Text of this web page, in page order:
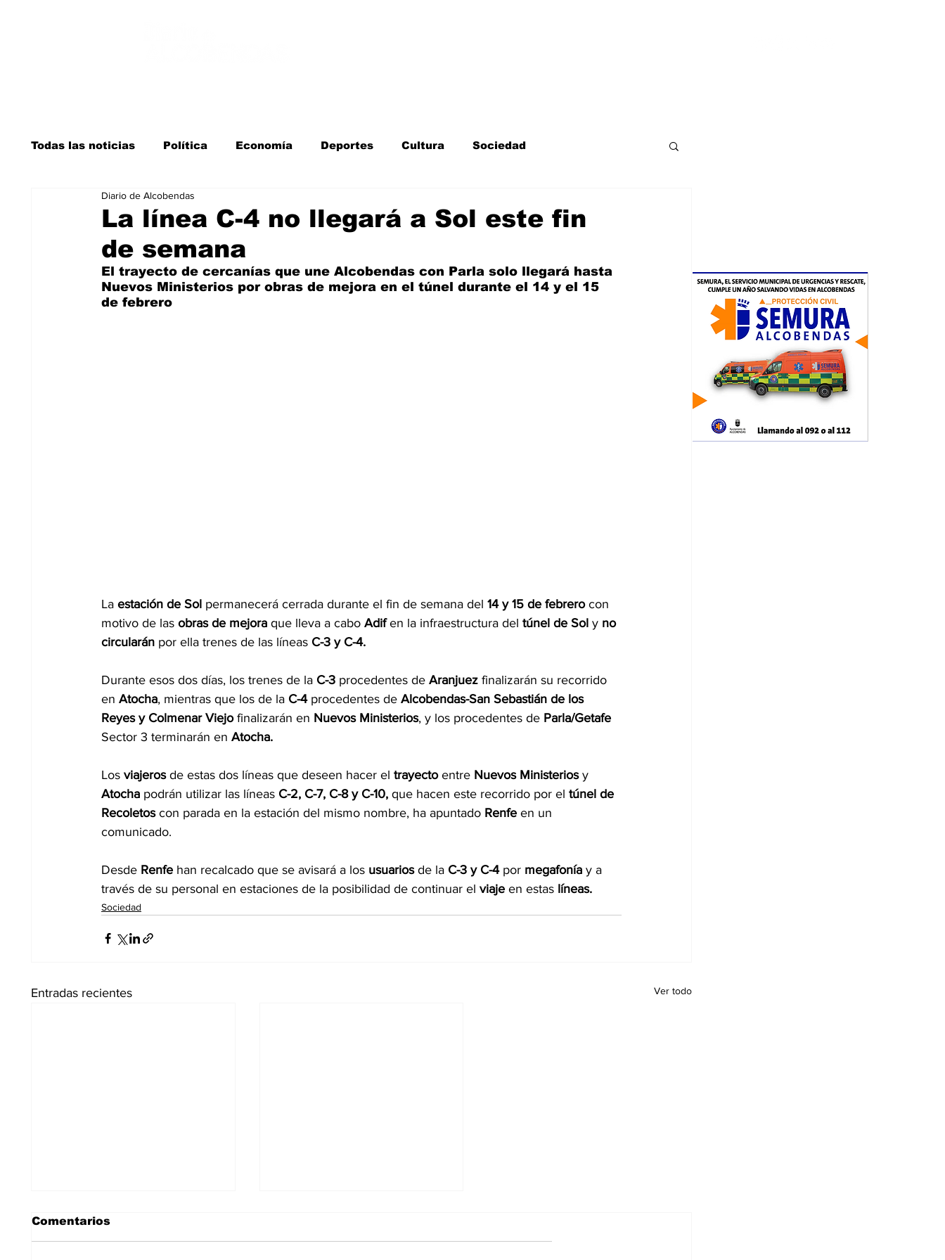
Todas las noticias Política Economía Deportes Cultura Sociedad
Salud y bienestar Educación e infancia
La verdad detrás de la guerra
La línea C-4 no llegará a Sol este fin
de semana
Diario de Alcobendas
El trayecto de cercanías que une Alcobendas con Parla solo llegará hasta
Nuevos Ministerios por obras de mejora en el túnel durante el 14 y el 15
de febrero
La estación de Sol permanecerá cerrada durante el fin de semana del 14 y 15 de febrero con
motivo de las obras de mejora que lleva a cabo Adif en la infraestructura del túnel de Sol y no
circularán por ella trenes de las líneas C-3 y C-4.
Durante esos dos días, los trenes de la C-3 procedentes de Aranjuez finalizarán su recorrido
en Atocha, mientras que los de la C-4 procedentes de Alcobendas-San Sebastián de los
Reyes y Colmenar Viejo finalizarán en Nuevos Ministerios, y los procedentes de Parla/Getafe
Sector 3 terminarán en Atocha.
Los viajeros de estas dos líneas que deseen hacer el trayecto entre Nuevos Ministerios y
Atocha podrán utilizar las líneas C-2, C-7, C-8 y C-10, que hacen este recorrido por el túnel de
Recoletos con parada en la estación del mismo nombre, ha apuntado Renfe en un
comunicado.
Desde Renfe han recalcado que se avisará a los usuarios de la C-3 y C-4 por megafonía y a
través de su personal en estaciones de la posibilidad de continuar el viaje en estas líneas.
Sociedad
Entradas recientes Ver todo
Comentarios